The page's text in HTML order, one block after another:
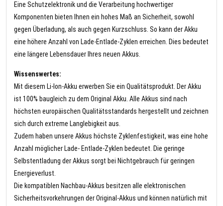
Eine Schutzelektronik und die Verarbeitung hochwertiger
Komponenten bieten Ihnen ein hohes Maß an Sicherheit, sowohl
gegen Überladung, als auch gegen Kurzschluss. So kann der Akku
eine höhere Anzahl von Lade-Entlade-Zyklen erreichen. Dies bedeutet
eine längere Lebensdauer Ihres neuen Akkus.
Wissenswertes:
Mit diesem Li-Ion-Akku erwerben Sie ein Qualitätsprodukt. Der Akku
ist 100% baugleich zu dem Original Akku. Alle Akkus sind nach
höchsten europäischen Qualitätsstandards hergestellt und zeichnen
sich durch extreme Langlebigkeit aus.
Zudem haben unsere Akkus höchste Zyklenfestigkeit, was eine hohe
Anzahl möglicher Lade- Entlade-Zyklen bedeutet. Die geringe
Selbstentladung der Akkus sorgt bei Nichtgebrauch für geringen
Energieverlust.
Die kompatiblen Nachbau-Akkus besitzen alle elektronischen
Sicherheitsvorkehrungen der Original-Akkus und können natürlich mit